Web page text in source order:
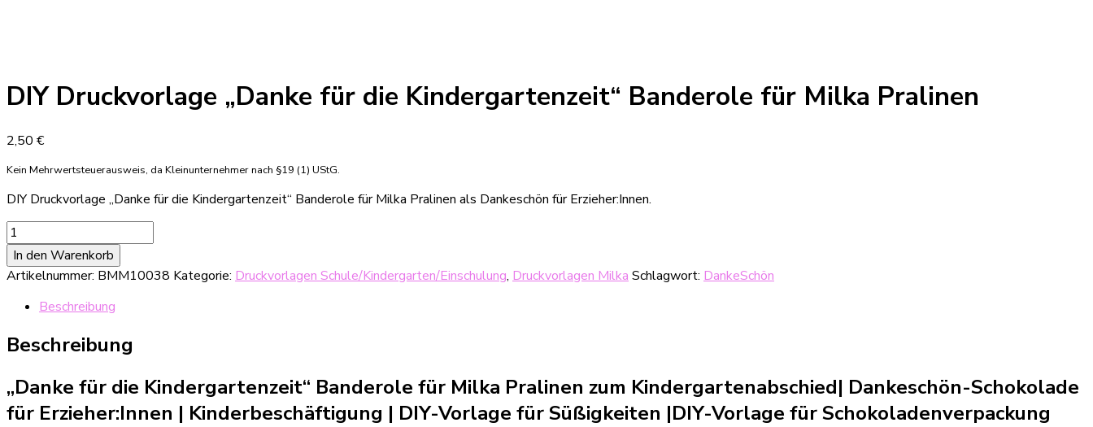
DIY Druckvorlage „Danke für die Kindergartenzeit“ Banderole für Milka Pralinen
2,50 €
Kein Mehrwertsteuerausweis, da Kleinunternehmer nach §19 (1) UStG.
DIY Druckvorlage „Danke für die Kindergartenzeit“ Banderole für Milka Pralinen als Dankeschön für Erzieher:Innen.
DIY
Druckvorlage
"Danke
für
Banderole
für
Pralinen
Menge
In den Warenkorb
Artikelnummer: BMM10038 Kategorie: Druckvorlagen Schule/Kindergarten/Einschulung, Druckvorlagen Milka Schlagwort: DankeSchön
Beschreibung
Beschreibung
„Danke für die Kindergartenzeit“ Banderole für Milka Pralinen zum Kindergartenabschied| Dankeschön-Schokolade
für Erzieher:Innen | Kinderbeschäftigung | DIY-Vorlage für Süßigkeiten |DIY-Vorlage für Schokoladenverpackung